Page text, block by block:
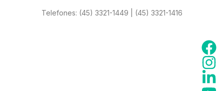
Telefones: (45) 3321-1449 | (45) 3321-1416